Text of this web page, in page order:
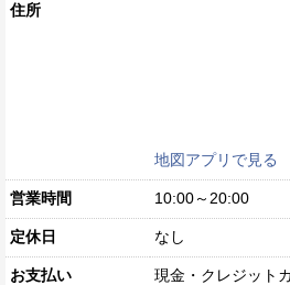
住所
地図アプリで見る
営業時間 10:00～20:00
定休日 なし
お支払い 現金・クレジット